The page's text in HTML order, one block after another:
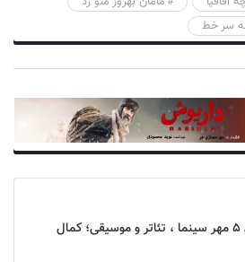
سر خط
متولدین ۵ مهر سینما ، تئاتر و موسیقی؛ کمال